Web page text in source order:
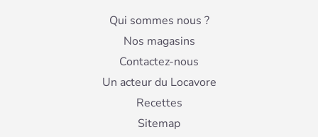
Qui sommes nous ?
Nos magasins
Contactez-nous
Un acteur du Locavore
Recettes
Sitemap